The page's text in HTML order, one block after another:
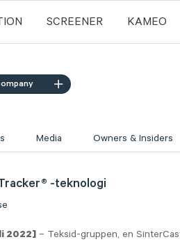
SCREENER KAMEO
Media Owners & Insiders
-teknologi
2022] – Teksid-gruppen, en